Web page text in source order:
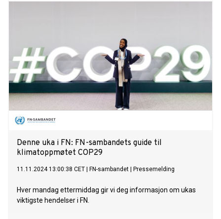
Denne uka i FN: FN-sambandets guide til
klimatoppmøtet COP29
11.11.2024 13:00:38 CET FN-sambandet Pressemelding
Hver mandag ettermiddag gir vi deg informasjon om ukas
viktigste hendelser i FN.